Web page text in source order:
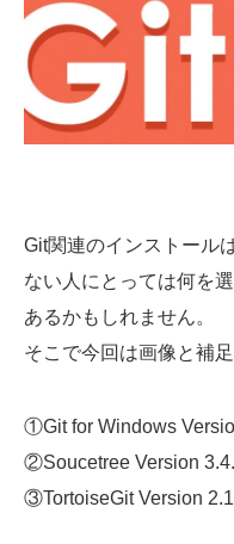
Web制作無料提案
Git関連のインストール
ない人にとっては何を
あるかもしれません。
そこで今回は画像と補
①Git for Windows
②Soucetree Version
③TortoiseGit Version